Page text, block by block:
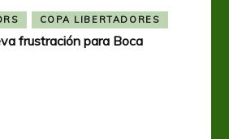
COPA LIBERTADORES
frustración para Boca